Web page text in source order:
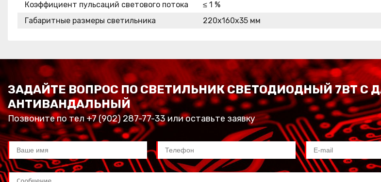
Коэффициент пульсаций светового потока
≤ 1 %
Габаритные размеры светильника
220x160x35 мм
ЗАДАЙТЕ ВОПРОС ПО СВЕТИЛЬНИК СВЕТОДИОДНЫЙ 7ВТ
АНТИВАНДАЛЬНЫЙ
Позвоните по тел +7 (902) 287-77-33 или оставьте заявку